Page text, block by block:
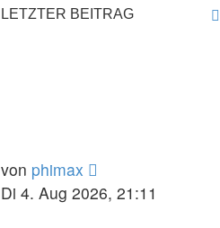
LETZTER BEITRAG
von phimax
Beitrag
Di 4. Aug 2026, 21:11